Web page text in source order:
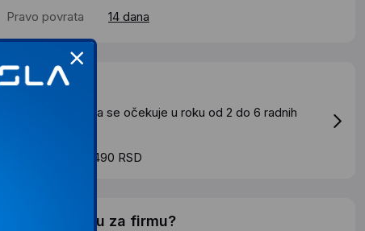
Pravo povrata
14 dana
Dostava
Standardna dostava se očekuje u roku od 2 do 6 radnih
Troskovi dostave 490 RSD
Želite li ponudu za firmu?